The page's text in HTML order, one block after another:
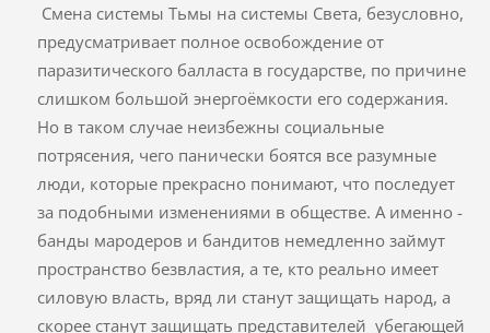
Смена системы Тьмы на системы Света, безусловно,
предусматривает полное освобождение от
паразитического балласта в государстве, по причине
слишком большой энергоёмкости его содержания.
Но в таком случае неизбежны социальные
потрясения, чего панически боятся все разумные
люди, которые прекрасно понимают, что последует
за подобными изменениями в обществе. А именно -
банды мародеров и бандитов немедленно займут
пространство безвластия, а те, кто реально имеет
силовую власть, вряд ли станут защищать народ, а
скорее станут защищать представителей убегающей